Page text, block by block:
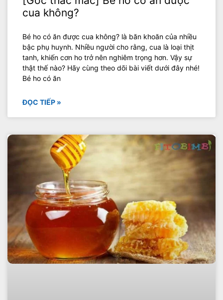
cua không?
Bé ho có ăn được cua không? là băn khoăn của nhiều
bậc phụ huynh. Nhiều người cho rằng, cua là loại thịt
tanh, khiến cơn ho trở nên nghiêm trọng hơn. Vậy sự
thật thế nào? Hãy cùng theo dõi bài viết dưới đây nhé!
Bé ho có ăn
ĐỌC TIẾP »